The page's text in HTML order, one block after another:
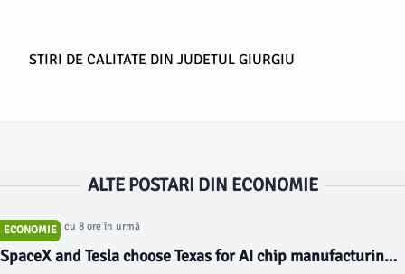
STIRI DE CALITATE DIN JUDETUL GIURGIU
ALTE POSTARI DIN ECONOMIE
ECONOMIE
Articol postat cu 8 ore în urmă
SpaceX and Tesla choose Texas for AI chip manufacturing